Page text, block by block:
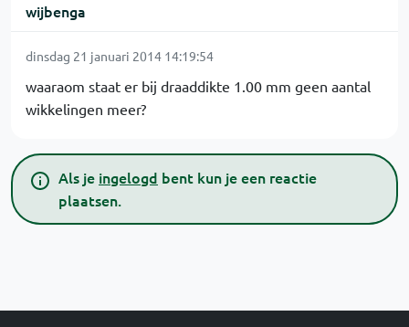
wijbenga
dinsdag 21 januari 2014 14:19:54
waaraom staat er bij draaddikte 1.00 mm geen aantal
wikkelingen meer?
Als je ingelogd bent kun je een reactie
plaatsen.